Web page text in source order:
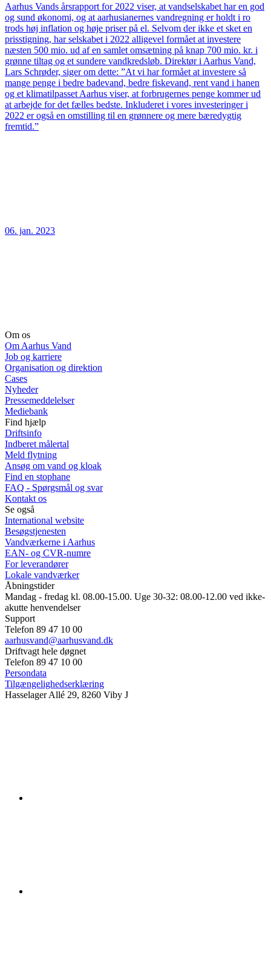
Aarhus Vands årsrapport for 2022 viser, at vandselskabet har en god
og sund økonomi, og at aarhusianernes vandregning er holdt i ro
trods høj inflation og høje priser på el. Selvom der ikke et sket en
prisstigning, har selskabet i 2022 alligevel formået at investere
næsten 500 mio. ud af en samlet omsætning på knap 700 mio. kr. i
grønne tiltag og et sundere vandkredsløb. Direktør i Aarhus Vand,
Lars Schrøder, siger om dette: ”At vi har formået at investere så
mange penge i bedre badevand, bedre fiskevand, rent vand i hanen
og et klimatilpasset Aarhus viser, at forbrugernes penge kommer ud
at arbejde for det fælles bedste. Inkluderet i vores investeringer i
2022 er også en omstilling til en grønnere og mere bæredygtig
fremtid.”
06. jan. 2023
Om os
Om Aarhus Vand
Job og karriere
Organisation og direktion
Cases
Nyheder
Pressemeddelelser
Mediebank
Find hjælp
Driftsinfo
Indberet målertal
Meld flytning
Ansøg om vand og kloak
Find en stophane
FAQ - Spørgsmål og svar
Kontakt os
Se også
International website
Besøgstjenesten
Vandværkerne i Aarhus
EAN- og CVR-numre
For leverandører
Lokale vandværker
Åbningstider
Mandag - fredag kl. 08.00-15.00. Uge 30-32: 08.00-12.00 ved ikke-
akutte henvendelser
Support
Telefon 89 47 10 00
aarhusvand@aarhusvand.dk
Driftvagt hele døgnet
Telefon 89 47 10 00
Persondata
Tilgængelighedserklæring
Hasselager Allé 29, 8260 Viby J